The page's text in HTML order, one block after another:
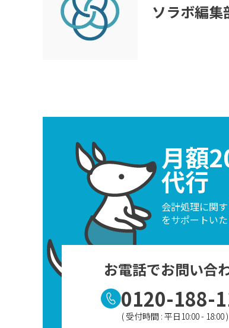
ソラボ編集
月額
代行
会計処理に関
をサポートいた
お電話でお問い合
0120-188-
( 受付時間 : 平日10:00 - 18:00 )